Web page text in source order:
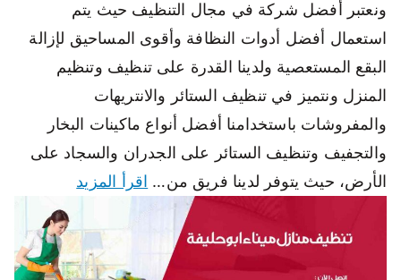
ونعتبر أفضل شركة في مجال التنظيف حيث يتم
استعمال أفضل أدوات النظافة وأقوى المساحيق لإزالة
البقع المستعصية ولدينا القدرة على تنظيف وتنظيم
المنزل ونتميز في تنظيف الستائر والانتريهات
والمفروشات باستخدامنا أفضل أنواع ماكينات البخار
والتجفيف وتنظيف الستائر على الجدران والسجاد على
الأرض، حيث يتوفر لدينا فريق من… اقرأ المزيد